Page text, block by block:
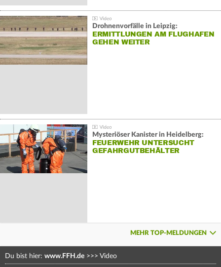
Drohnenvorfälle in Leipzig:
ERMITTLUNGEN AM FLUGHAFEN
GEHEN WEITER
Mysteriöser Kanister in Heidelberg:
FEUERWEHR UNTERSUCHT
GEFAHRGUTBEHÄLTER
MEHR TOP-MELDUNGEN
Du bist hier: www.FFH.de >>> Video